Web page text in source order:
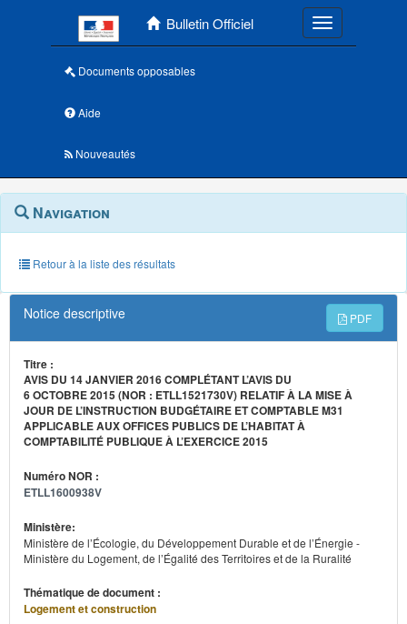
Bulletin Officiel Toggle
Documents opposables
Aide
Nouveautés
Navigation
outils
annexes
Menu
contextuel
Navigation
Retour à la liste des résultats
Notice descriptive PDF
Titre :
AVIS DU 14 JANVIER 2016 COMPLÉTANT L’AVIS DU
6 OCTOBRE 2015 (NOR : ETLL1521730V) RELATIF À LA MISE À
JOUR DE L’INSTRUCTION BUDGÉTAIRE ET COMPTABLE M31
APPLICABLE AUX OFFICES PUBLICS DE L’HABITAT À
COMPTABILITÉ PUBLIQUE À L’EXERCICE 2015
Numéro NOR :
ETLL1600938V
Ministère:
Ministère de l’Écologie, du Développement Durable et de l’Énergie -
Ministère du Logement, de l’Égalité des Territoires et de la Ruralité
Thématique de document :
Logement et construction